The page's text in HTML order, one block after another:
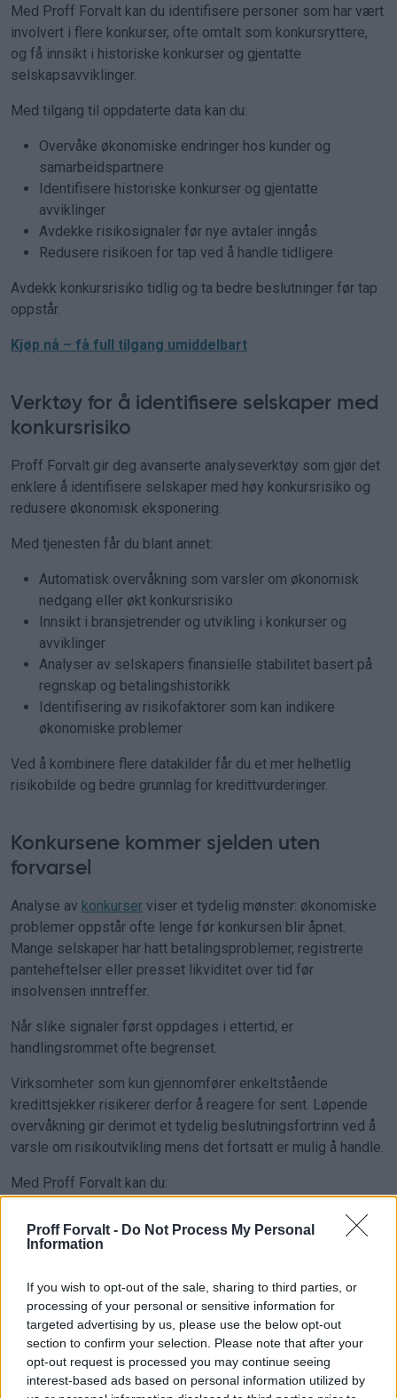
Proff Forvalt - Do Not Process My Personal
Information
If you wish to opt-out of the sale, sharing to third parties, or
processing of your personal or sensitive information for
targeted advertising by us, please use the below opt-out
section to confirm your selection. Please note that after your
opt-out request is processed you may continue seeing
interest-based ads based on personal information utilized by
Med Proff Forvalt kan du identifisere personer som har vært
involvert i flere konkurser, ofte omtalt som konkursryttere,
og få innsikt i historiske konkurser og gjentatte
selskapsavviklinger.
Med tilgang til oppdaterte data kan du:
Overvåke økonomiske endringer hos kunder og
samarbeidspartnere
Identifisere historiske konkurser og gjentatte
avviklinger
Avdekke risikosignaler før nye avtaler inngås
Redusere risikoen for tap ved å handle tidligere
Avdekk konkursrisiko tidlig og ta bedre beslutninger før tap
oppstår.
Kjøp nå – få full tilgang umiddelbart
Verktøy for å identifisere selskaper med
konkursrisiko
Proff Forvalt gir deg avanserte analyseverktøy som gjør det
enklere å identifisere selskaper med høy konkursrisiko og
redusere økonomisk eksponering.
Med tjenesten får du blant annet:
Automatisk overvåkning som varsler om økonomisk
nedgang eller økt konkursrisiko
Innsikt i bransjetrender og utvikling i konkurser og
avviklinger
Analyser av selskapers finansielle stabilitet basert på
regnskap og betalingshistorikk
Identifisering av risikofaktorer som kan indikere
økonomiske problemer
Ved å kombinere flere datakilder får du et mer helhetlig
risikobilde og bedre grunnlag for kredittvurderinger.
Konkursene kommer sjelden uten
forvarsel
Analyse av konkurser viser et tydelig mønster: økonomiske
problemer oppstår ofte lenge før konkursen blir åpnet.
Mange selskaper har hatt betalingsproblemer, registrerte
panteheftelser eller presset likviditet over tid før
insolvensen inntreffer.
Når slike signaler først oppdages i ettertid, er
handlingsrommet ofte begrenset.
Virksomheter som kun gjennomfører enkeltstående
kredittsjekker risikerer derfor å reagere for sent. Løpende
overvåkning gir derimot et tydelig beslutningsfortrinn ved å
varsle om risikoutvikling mens det fortsatt er mulig å handle.
Med Proff Forvalt kan du:
Redusere kreditt­eksponering i tide
Ta bedre beslutninger basert på oppdaterte data
Styrk risikostyringen med løpende innsikt i
konkursutviklingen.
Kjøp nå – få full tilgang umiddelbart